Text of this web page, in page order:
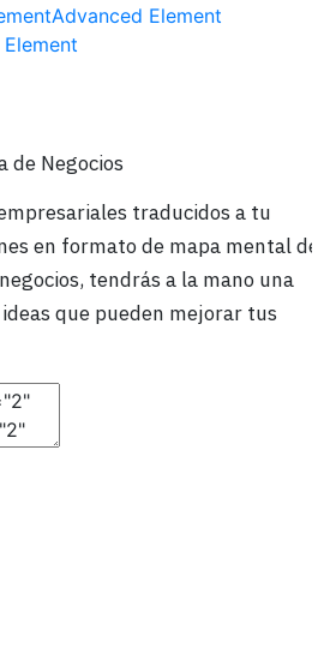
Advanced Element
de Negocios
traducidos a tu
en formato de mapa mental de
tendrás a la mano una
que pueden mejorar tus